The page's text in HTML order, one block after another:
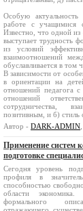
Особую
работе с учащимися с
Известно, что одной из
выступает трудность
из условий
взаимоотношений
обуславливается в том
В зависимости от
в ориентации на
отношений педагога
отношений
сотрудничества,
позитивным, и б)
Автор - DARK-ADMIN
Применение систем
подготовке
Сегодня уровень
профиля в
способностью
области экономика.
формального